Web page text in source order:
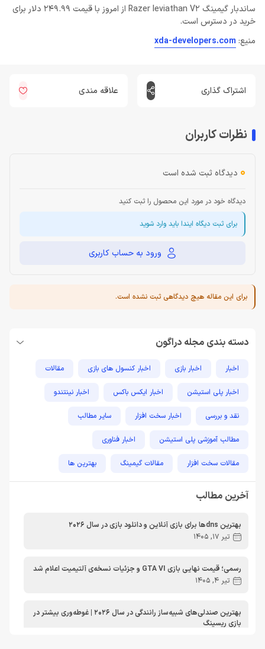
ساندبار گیمینگ Razer leviathan V2 از امروز با قیمت 249.99 دلار برای
خرید در دسترس است.
منیع:xda-developers.com
اشتراک گذاری علاقه مندی
نظرات کاربران
0 دیدگاه ثبت شده است
دیدگاه خود در مورد این محصول را ثبت کنید
برای ثبت دیگاه ایندا باید وارد شوید
ورود به حساب کاربری
برای این مقاله هیچ دیدگاهی ثبت نشده است.
دسته بندی مجله دراگون
اخبار اخبار بازی اخبار کنسول های بازی مقالات
اخبار پلی استیشن اخبار ایکس باکس اخبار نینتندو
نقد و بررسی اخبار سخت افزار سایر مطالب
مطالب آموزشی پلی استیشن اخبار فناوری
مقالات سخت افزار مقالات گیمینگ بهترین ها
مطالب آموزشی ایکس باکس
آخرین مطالب
بهترین dnsها برای بازی آنلاین و دانلود بازی در سال 2026
تیر 17, 1405
رسمی؛ قیمت نهایی بازی GTA VI و جزئیات نسخه‌ی آلتیمیت اعلام شد
تیر 4, 1405
بهترین صندلی‌های شبیه‌ساز رانندگی در سال 2026 | غوطه‌وری بیشتر در
بازی ریسینگ